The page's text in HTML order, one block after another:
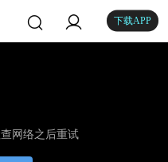
下载APP
网络之后重试